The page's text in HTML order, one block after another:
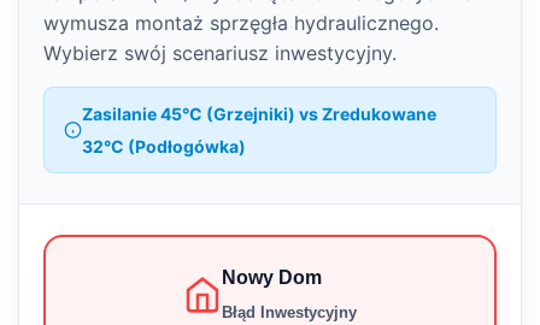
wymusza montaż sprzęgła hydraulicznego.
Wybierz swój scenariusz inwestycyjny.
Zasilanie 45°C (Grzejniki) vs Zredukowane
32°C (Podłogówka)
Nowy Dom
Błąd Inwestycyjny